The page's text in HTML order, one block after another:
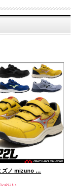
ズノ mizuno …